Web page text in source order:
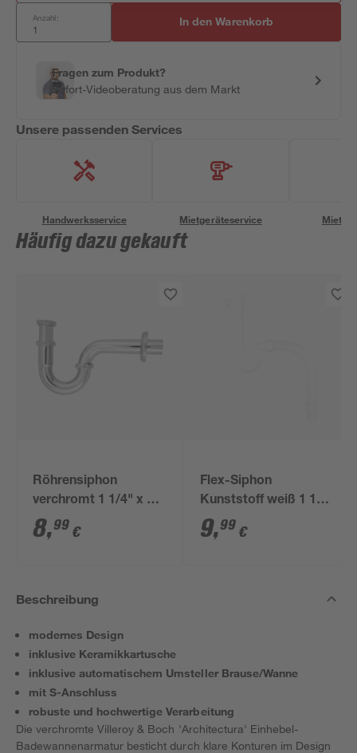
Anzahl: In den Warenkorb
Fragen zum Produkt?
Sofort-Videoberatung aus dem Markt
Unsere passenden Services
Handwerksservice Mietgeräteservice
Häufig dazu gekauft
Röhrensiphon
verchromt 1 1/4" x 32
mm
8,99 €
Flex-Siphon
Kunststoff weiß 1 1/2'
x 40/50 mm
9,99 €
Beschreibung
modernes Design
inklusive Keramikkartusche
inklusive automatischem Umsteller Brause/Wanne
mit S-Anschluss
robuste und hochwertige Verarbeitung
Die verchromte Villeroy & Boch 'Architectura' Einhebel-
Badewannenarmatur besticht durch klare Konturen im Design